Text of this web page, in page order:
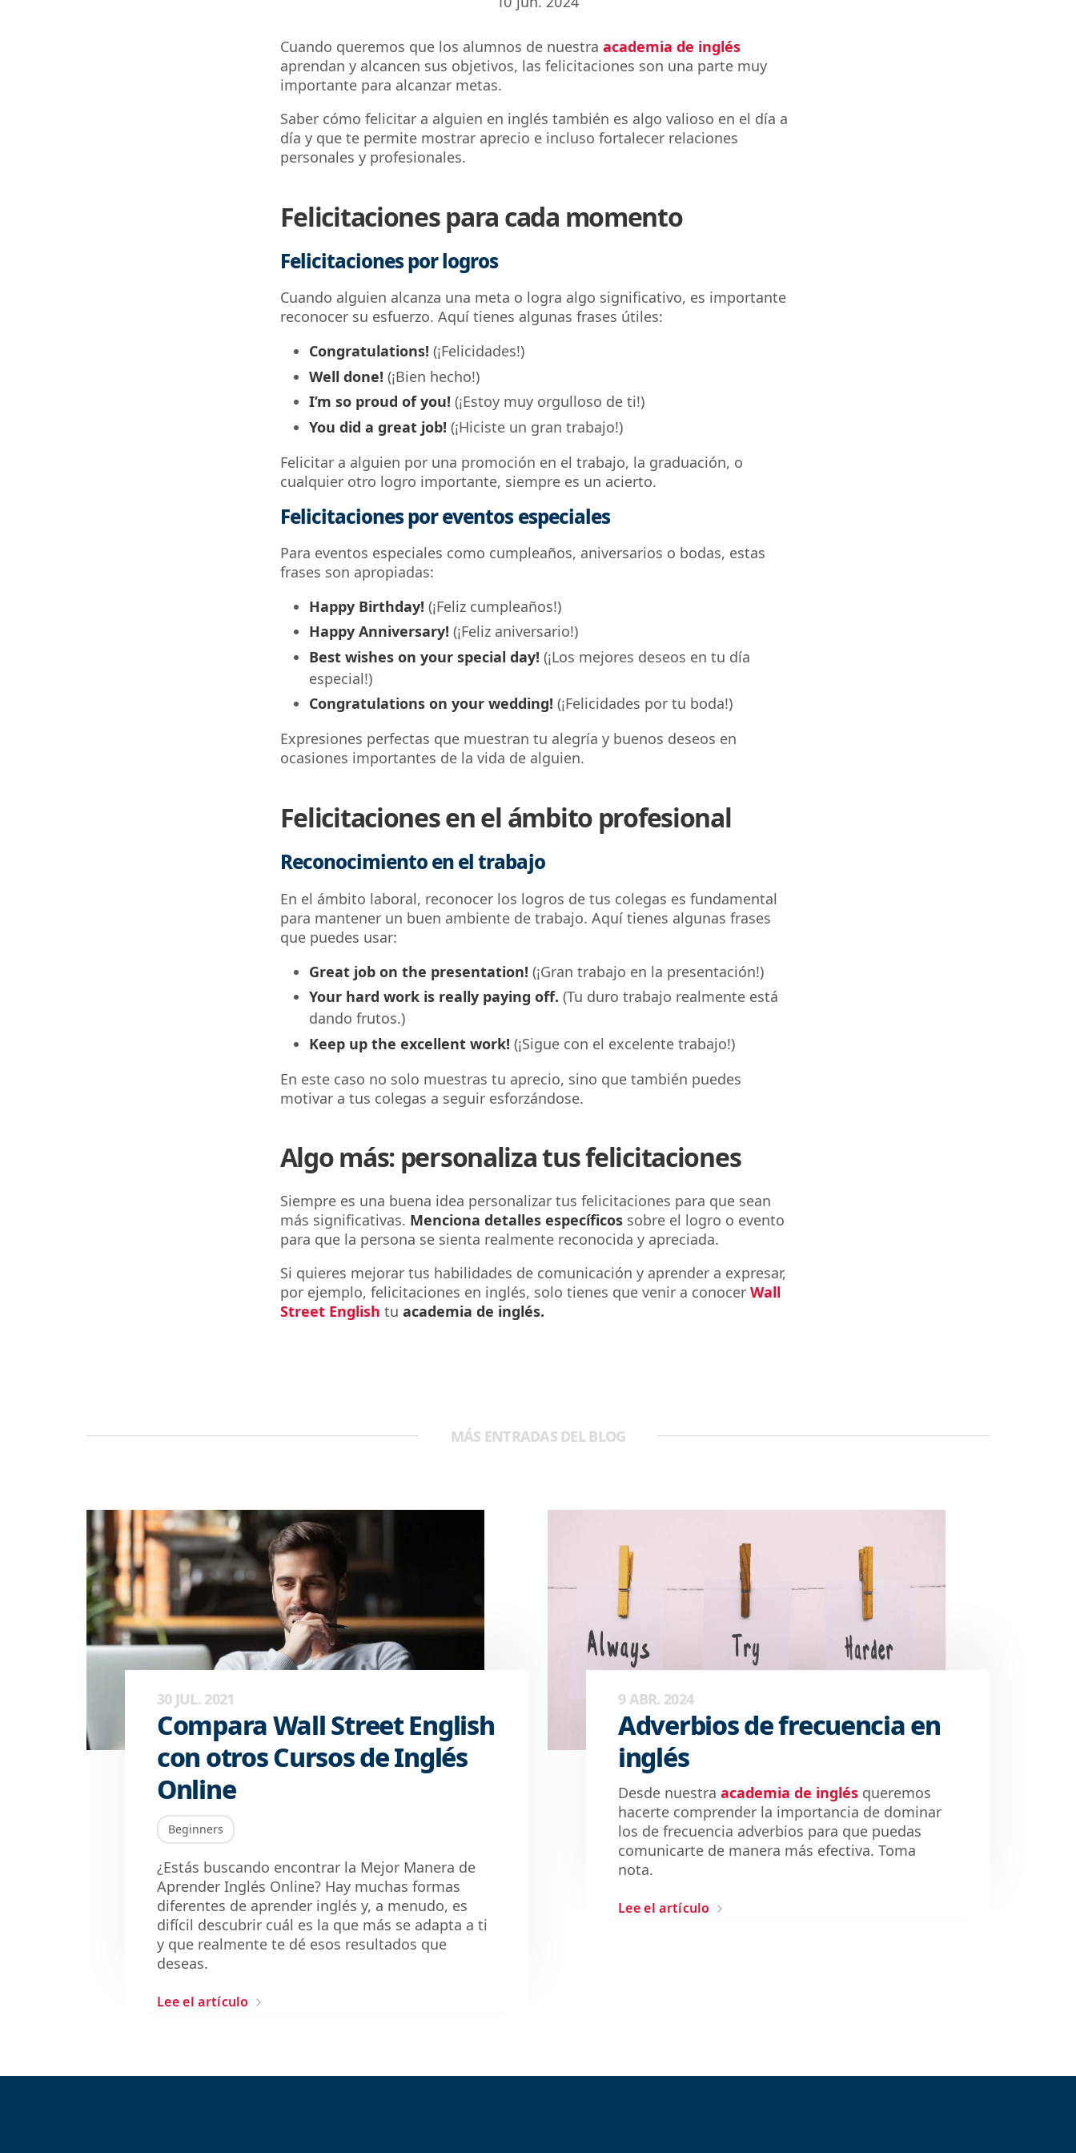
Cuando queremos que los alumnos de nuestra academia de inglés
aprendan y alcancen sus objetivos, las felicitaciones son una parte muy
importante para alcanzar metas.
Saber cómo felicitar a alguien en inglés también es algo valioso en el día a
día y que te permite mostrar aprecio e incluso fortalecer relaciones
personales y profesionales.
Felicitaciones para cada momento
Felicitaciones por logros
Cuando alguien alcanza una meta o logra algo significativo, es importante
reconocer su esfuerzo. Aquí tienes algunas frases útiles:
Congratulations! (¡Felicidades!)
Well done! (¡Bien hecho!)
I’m so proud of you! (¡Estoy muy orgulloso de ti!)
You did a great job! (¡Hiciste un gran trabajo!)
Felicitar a alguien por una promoción en el trabajo, la graduación, o
cualquier otro logro importante, siempre es un acierto.
Felicitaciones por eventos especiales
Para eventos especiales como cumpleaños, aniversarios o bodas, estas
frases son apropiadas:
Happy Birthday! (¡Feliz cumpleaños!)
Happy Anniversary! (¡Feliz aniversario!)
Best wishes on your special day! (¡Los mejores deseos en tu día
especial!)
Congratulations on your wedding! (¡Felicidades por tu boda!)
Expresiones perfectas que muestran tu alegría y buenos deseos en
ocasiones importantes de la vida de alguien.
Felicitaciones en el ámbito profesional
Reconocimiento en el trabajo
En el ámbito laboral, reconocer los logros de tus colegas es fundamental
para mantener un buen ambiente de trabajo. Aquí tienes algunas frases
que puedes usar:
Great job on the presentation! (¡Gran trabajo en la presentación!)
Your hard work is really paying off. (Tu duro trabajo realmente está
dando frutos.)
Keep up the excellent work! (¡Sigue con el excelente trabajo!)
En este caso no solo muestras tu aprecio, sino que también puedes
motivar a tus colegas a seguir esforzándose.
Algo más: personaliza tus felicitaciones
Siempre es una buena idea personalizar tus felicitaciones para que sean
más significativas. Menciona detalles específicossobre el logro o evento
para que la persona se sienta realmente reconocida y apreciada.
Si quieres mejorar tus habilidades de comunicación y aprender a expresar,
por ejemplo, felicitaciones en inglés, solo tienes que venir a conocer Wall
Street English tu academia de inglés.
MÁS ENTRADAS DEL BLOG
30 JUL. 2021
Compara Wall Street English
con otros Cursos de Inglés
Online
Beginners
¿Estás buscando encontrar la Mejor Manera de
Aprender Inglés Online? Hay muchas formas
diferentes de aprender inglés y, a menudo, es
difícil descubrir cuál es la que más se adapta a ti
y que realmente te dé esos resultados que
deseas.
Lee el artículo
9 ABR. 2024
Adverbios de frecuencia en
inglés
Desde nuestra academia de inglés queremos
hacerte comprender la importancia de dominar
los de frecuencia adverbios para que puedas
comunicarte de manera más efectiva. Toma
nota.
Lee el artículo